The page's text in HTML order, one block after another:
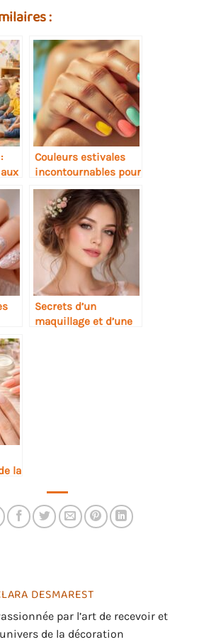
:
Couleurs estivales
incontournables pour
sublimer vos ongles
cet été
Secrets d’un
maquillage et d’une
la
DESMAREST
par l’art de recevoir et
de la décoration